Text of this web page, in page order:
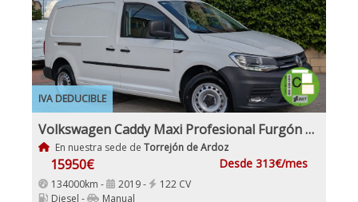
IVA DEDUCIBLE
Volkswagen Caddy Maxi Profesional Furgón 2.0 TDI Etiqueta C IVA y Garantía Incl 4x4Motion
En nuestra sede de Torrejón de Ardoz
15950€ Desde 313€/mes
134000km - 2019 -
122 CV
Diesel -
Manual